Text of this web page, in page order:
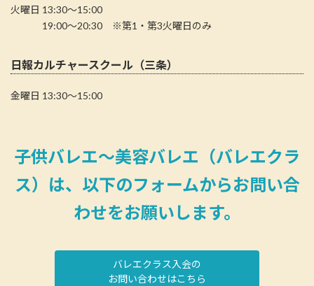
火曜日 13:30～15:00
19:00～20:30 ※第1・第3火曜日のみ
日報カルチャースクール（三条）
金曜日 13:30～15:00
子供バレエ～美容バレエ（バレエクラ
ス）は、以下のフォームからお問い合
わせをお願いします。
バレエクラス入会の
お問い合わせはこちら